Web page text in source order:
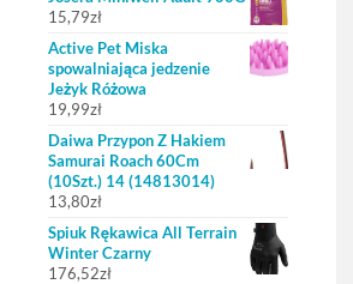
15,79zł
Active Pet Miska
spowalniająca jedzenie
Jeżyk Różowa
19,99zł
Daiwa Przypon Z Hakiem
Samurai Roach 60Cm
(10Szt.) 14 (14813014)
13,80zł
Spiuk Rękawica All Terrain
Winter Czarny
176,52zł